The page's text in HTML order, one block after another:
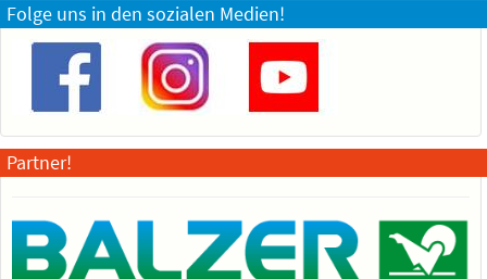
Folge uns in den sozialen Medien!
Partner!